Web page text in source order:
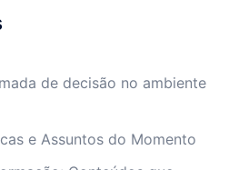
de decisão no ambiente
e Assuntos do Momento